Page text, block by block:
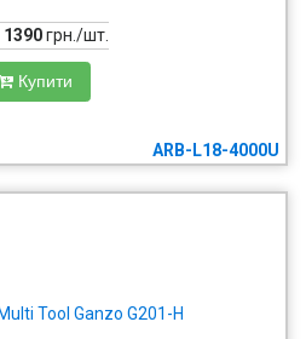
1390грн./шт.
Купити
ARB-L18-4000U